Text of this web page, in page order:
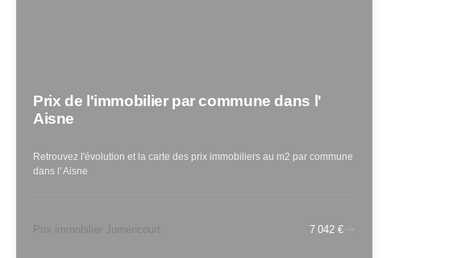
Prix de l'immobilier par commune dans l'
Aisne
Retrouvez l'évolution et la carte des prix immobiliers au m2 par commune
dans l'Aisne
Prix immobilier Jumencourt 7 042 €